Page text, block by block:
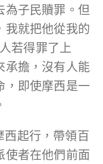
為子民贖罪。但
我就把他從我的
若得罪了上
承擔，沒有人能
，即使摩西是一
起行，帶領百
使者在他們前面